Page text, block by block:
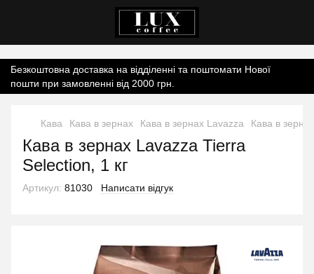
Безкоштовна доставка на відділенні та поштомати Нової
пошти при замовленні від 2000 грн.
Кава Кава в зернах Кава в зернах Lavazza Кава в
Кава в зернах Lavazza Tierra
Selection, 1 кг
Артикул: 81030 Написати відгук